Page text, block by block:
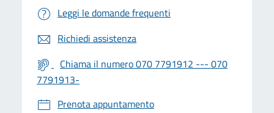
Leggi le domande frequenti
Richiedi assistenza
Chiama il numero 070 7791912 --- 070
7791913-
Prenota appuntamento